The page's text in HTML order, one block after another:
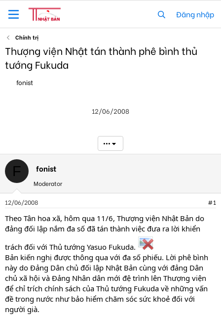
Đăng nhập
Chính trị
Thượng viện Nhật tán thành phê bình thủ
tướng Fukuda
r
t
e
r
fonist
12/06/2008
•••
F fonist
Moderator
12/06/2008 #1
Theo Tân hoa xã, hôm qua 11/6, Thượng viện Nhật Bản do
đảng đối lập nắm đa số đã tán thành việc đưa ra lời khiển
trách đối với Thủ tướng Yasuo Fukuda.
Bản kiến nghị được thông qua với đa số phiếu. Lời phê bình
này do Đảng Dân chủ đối lập Nhật Bản cùng với đảng Dân
chủ xã hội và Đảng Nhân dân mới đệ trình lên Thượng viện
để chỉ trích chính sách của Thủ tướng Fukuda về những vấn
đề trong nước như bảo hiểm chăm sóc sức khoẻ đối với
người già.